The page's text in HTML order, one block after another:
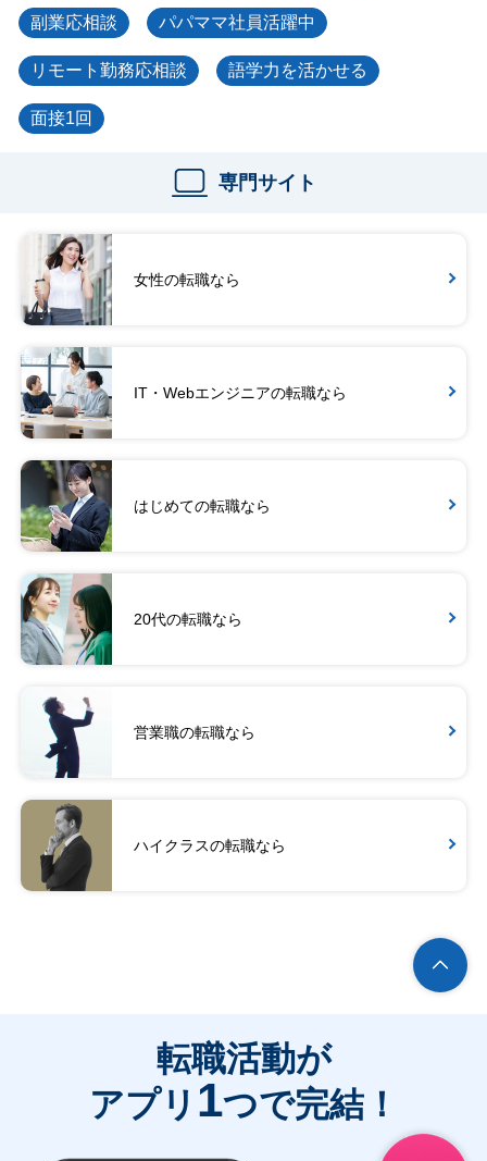
副業応相談 パパママ社員活躍中
リモート勤務応相談 語学力を活かせる
面接1回
専門サイト
女性の転職なら
IT・Webエンジニアの転職なら
はじめての転職なら
20代の転職なら
営業職の転職なら
ハイクラスの転職なら
転職活動が
アプリ 1つで完結！